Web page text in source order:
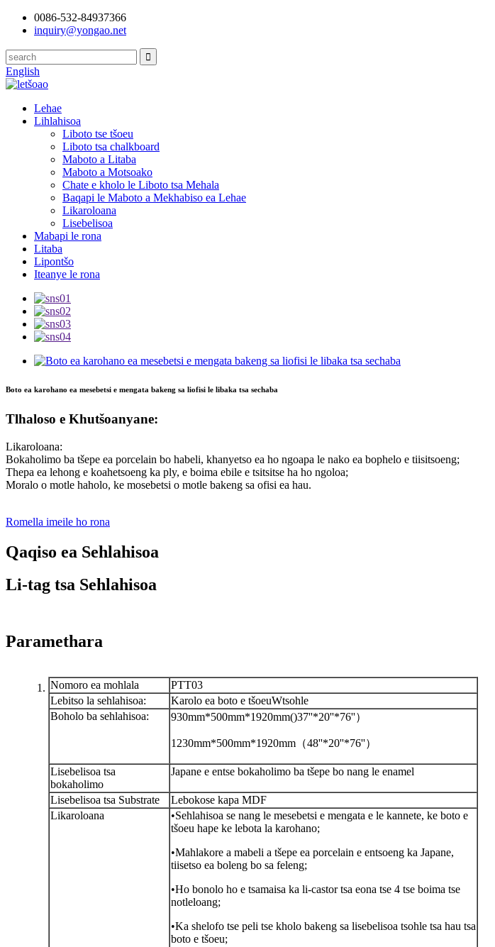
0086-532-84937366
inquiry@yongao.net
English
Lehae
Lihlahisoa
Liboto tse tšoeu
Liboto tsa chalkboard
Maboto a Litaba
Maboto a Motsoako
Chate e kholo le Liboto tsa Mehala
Baqapi le Maboto a Mekhabiso ea Lehae
Likaroloana
Lisebelisoa
Mabapi le rona
Litaba
Lipontšo
Iteanye le rona
Boto ea karohano ea mesebetsi e mengata bakeng sa liofisi le libaka tsa sechaba
Tlhaloso e Khutšoanyane:
Likaroloana:
Bokaholimo ba tšepe ea porcelain bo habeli, khanyetso ea ho ngoapa le nako ea bophelo e tiisitsoeng;
Thepa ea lehong e koahetsoeng ka ply, e boima ebile e tsitsitse ha ho ngoloa;
Moralo o motle haholo, ke mosebetsi o motle bakeng sa ofisi ea hau.
Romella imeile ho rona
Qaqiso ea Sehlahisoa
Li-tag tsa Sehlahisoa
Paramethara
Nomoro ea mohlala
PTT03
Lebitso la sehlahisoa:
Karolo ea boto e tšoeuWtsohle
Boholo ba sehlahisoa:
930mm*500mm*1920mm()37''*20''*76''）
1230mm*500mm*1920mm（48''*20''*76''）
Lisebelisoa tsa
bokaholimo
Japane e entse bokaholimo ba tšepe bo nang le enamel
Lisebelisoa tsa Substrate
Lebokose kapa MDF
Likaroloana
•Sehlahisoa se nang le mesebetsi e mengata e le kannete, ke boto e
tšoeu hape ke lebota la karohano;
•Mahlakore a mabeli a tšepe ea porcelain e entsoeng ka Japane,
tiisetso ea boleng bo sa feleng;
•Ho bonolo ho e tsamaisa ka li-castor tsa eona tse 4 tse boima tse
notleloang;
•Ka shelofo tse peli tse kholo bakeng sa lisebelisoa tsohle tsa hau tsa
boto e tšoeu;